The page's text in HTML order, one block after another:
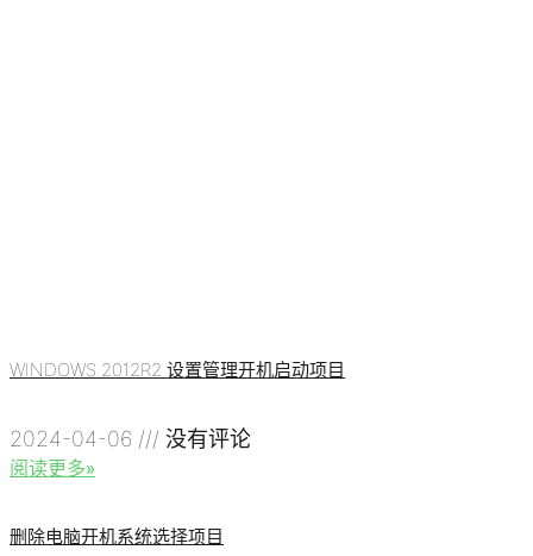
WINDOWS 2012R2 设置管理开机启动项目
2024-04-06 没有评论
阅读更多»
删除电脑开机系统选择项目